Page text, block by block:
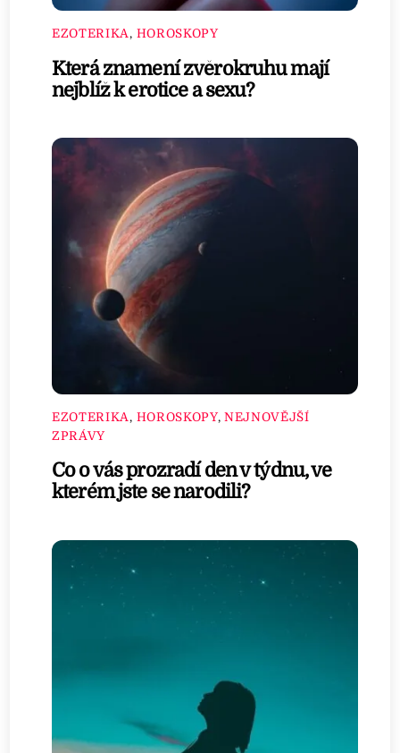
EZOTERIKA , HOROSKOPY
Která znamení zvěrokruhu mají
nejblíž k erotice a sexu?
EZOTERIKA , HOROSKOPY, NEJNOVĚJŠÍ
ZPRÁVY
Co o vás prozradí den v týdnu, ve
kterém jste se narodili?